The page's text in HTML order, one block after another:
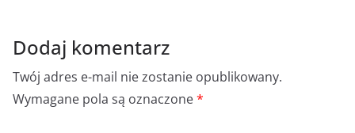
Dodaj komentarz
Twój adres e-mail nie zostanie opublikowany.
Wymagane pola są oznaczone*